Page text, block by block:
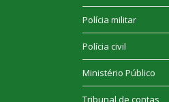
Polícia militar
Polícia civil
Ministério Público
Tribunal de contas